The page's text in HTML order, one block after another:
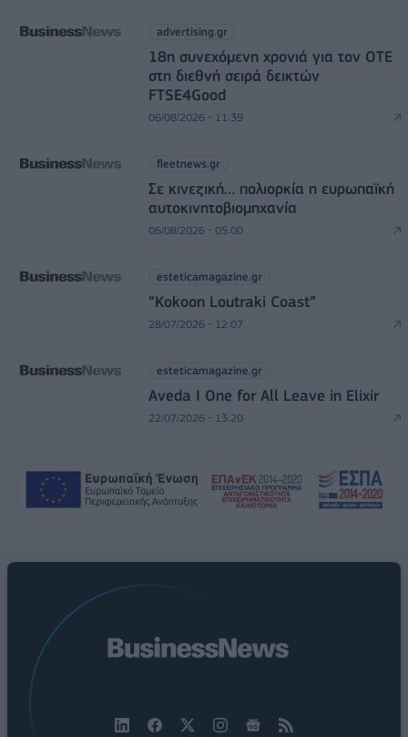
advertising.gr
18η συνεχόμενη χρονιά για τον ΟΤΕ
στη διεθνή σειρά δεικτών
FTSE4Good
06/08/2026 - 11:39
fleetnews.gr
Σε κινεζική… πολιορκία η ευρωπαϊκή
αυτοκινητοβιομηχανία
06/08/2026 - 05:00
esteticamagazine.gr
“Kokoon Loutraki Coast”
28/07/2026 - 12:07
esteticamagazine.gr
Aveda I One for All Leave in Elixir
22/07/2026 - 13:20